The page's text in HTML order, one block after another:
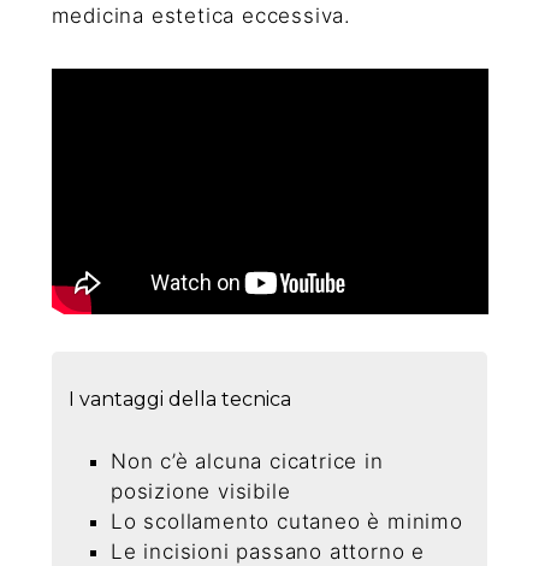
medicina estetica eccessiva.
I vantaggi della tecnica
Non c’è alcuna cicatrice in
posizione visibile
Lo scollamento cutaneo è minimo
Le incisioni passano attorno e